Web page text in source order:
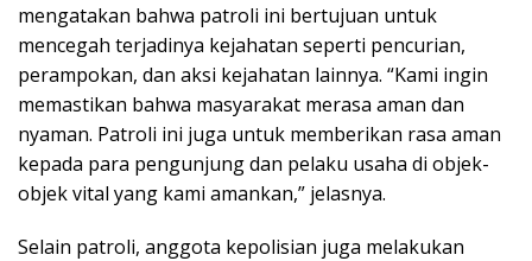
mengatakan bahwa patroli ini bertujuan untuk
mencegah terjadinya kejahatan seperti pencurian,
perampokan, dan aksi kejahatan lainnya. “Kami ingin
memastikan bahwa masyarakat merasa aman dan
nyaman. Patroli ini juga untuk memberikan rasa aman
kepada para pengunjung dan pelaku usaha di objek-
objek vital yang kami amankan,” jelasnya.
Selain patroli, anggota kepolisian juga melakukan